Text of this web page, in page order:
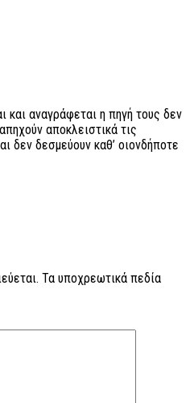
και αναγράφεται η πηγή τους δεν
αποκλειστικά τις
δεν δεσμεύουν καθ’ οιονδήποτε
Τα υποχρεωτικά πεδία